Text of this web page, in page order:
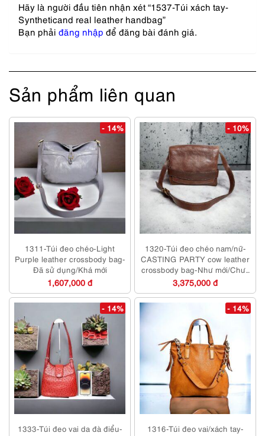
Hãy là người đầu tiên nhận xét “1537-Túi xách tay-
Syntheticand real leather handbag”
Bạn phải đăng nhập để đăng bài đánh giá.
Sản phẩm liên quan
- 14%
1311-Túi đeo chéo-Light
Purple leather crossbody bag-
Đã sử dụng/Khá mới
1,607,000 đ
- 10%
1320-Túi đeo chéo nam/nữ-
CASTING PARTY cow leather
crossbody bag-Như mới/Chưa
sử dụng
3,375,000 đ
- 14%
1333-Túi đeo vai da đà điểu-
- 14%
1316-Túi đeo vai/xách tay-